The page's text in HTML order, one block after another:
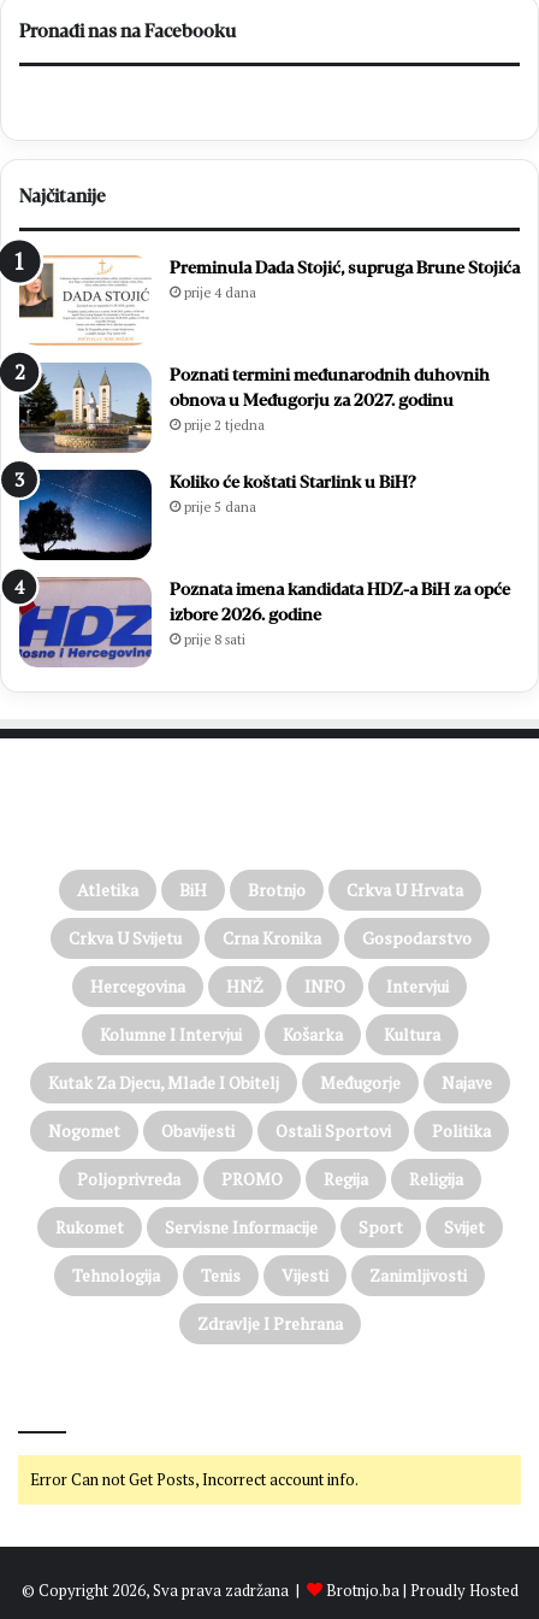
Pronađi nas na Facebooku
Najčitanije
Preminula Dada Stojić, supruga Brune Stojića
prije 4 dana
Poznati termini međunarodnih duhovnih
obnova u Međugorju za 2027. godinu
prije 2 tjedna
Koliko će koštati Starlink u BiH?
prije 5 dana
Poznata imena kandidata HDZ-a BiH za opće
izbore 2026. godine
prije 8 sati
Atletika BiH Brotnjo Crkva U Hrvata
Crkva U Svijetu Crna Kronika Gospodarstvo
Hercegovina HNŽ INFO Intervjui
Kolumne I Intervjui Košarka Kultura
Kutak Za Djecu, Mlade I Obitelj Međugorje Najave
Nogomet Obavijesti Ostali Sportovi Politika
Poljoprivreda PROMO Regija Religija
Rukomet Servisne Informacije Sport Svijet
Tehnologija Tenis Vijesti Zanimljivosti
Zdravlje I Prehrana
Error Can not Get Posts, Incorrect account info.
© Copyright 2026, Sva prava zadržana | Brotnjo.ba| Proudly Hosted